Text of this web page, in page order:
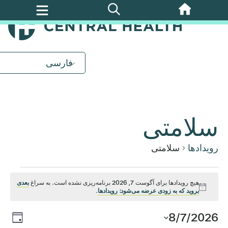
پرش
به
فارسی
سلامتی
رویدادها سلامتی
رویدادها
اطلاعیه
هیچ رویدادها برای آگوست 7, 2026 برنامه‌ریزی نشده است. به سراغ
بعدی
بروید که به زودی عرضه می‌شود: رویدادها.
روز 8/7/2026